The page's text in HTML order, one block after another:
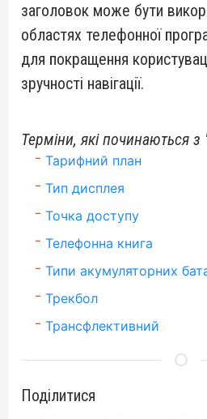
заголовок може бути
областях телефонної
для покращення
зручності навігації.
Терміни, які починаються з
Тарифний план
Тип дисплея
Точка доступу
Телефонна книга
Типи акумуляторних
Трекбол
Трансфлективний
Поділитися